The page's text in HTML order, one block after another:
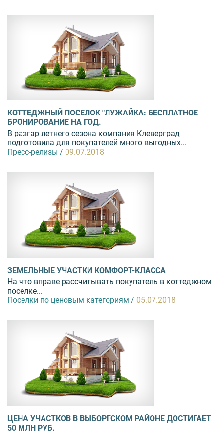
КОТТЕДЖНЫЙ ПОСЕЛОК "ЛУЖАЙКА: БЕСПЛАТНОЕ
БРОНИРОВАНИЕ НА ГОД.
В разгар летнего сезона компания Клеверград
подготовила для покупателей много выгодных...
Пресс-релизы / 09.07.2018
ЗЕМЕЛЬНЫЕ УЧАСТКИ КОМФОРТ-КЛАССА
На что вправе рассчитывать покупатель в коттеджном
поселке...
Поселки по ценовым категориям / 05.07.2018
ЦЕНА УЧАСТКОВ В ВЫБОРГСКОМ РАЙОНЕ ДОСТИГАЕТ
50 МЛН РУБ.